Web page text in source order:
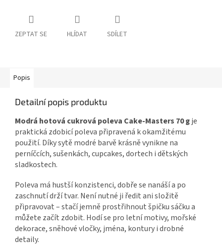
ZEPTAT SE HLÍDAT SDÍLET
Popis
Detailní popis produktu
Modrá hotová cukrová poleva Cake-Masters 70 gje
praktická zdobicí poleva připravená k okamžitému
použití. Díky sytě modré barvě krásně vynikne na
perníčcích, sušenkách, cupcakes, dortech i dětských
sladkostech.
Poleva má hustší konzistenci, dobře se nanáší a po
zaschnutí drží tvar. Není nutné ji ředit ani složitě
připravovat – stačí jemně prostřihnout špičku sáčku a
můžete začít zdobit. Hodí se pro letní motivy, mořské
dekorace, sněhové vločky, jména, kontury i drobné
detaily.